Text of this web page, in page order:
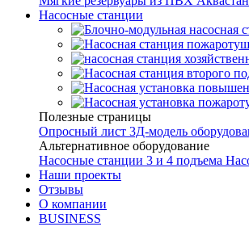
Насосные станции
Полезные страницы
Опросный лист 3Д-модель
Альтернативное оборудование
Насосные станции 3 и 4 подъема
Наши проекты
Отзывы
О компании
BUSINESS